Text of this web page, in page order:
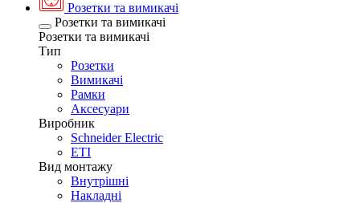
Розетки та вимикачі
Розетки та вимикачі
Розетки та вимикачі
Тип
Розетки
Вимикачі
Рамки
Аксесуари
Виробник
Schneider Electric
ETI
Вид монтажу
Внутрішні
Накладні